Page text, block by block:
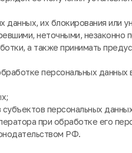
их блокирования или
неточными, незаконно
а также принимать
персональных
персональных
при обработке его
РФ.